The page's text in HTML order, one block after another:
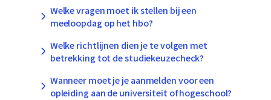
Welke vragen moet ik stellen bij een
meeloopdag op het hbo?
Welke richtlijnen dien je te volgen met
betrekking tot de studiekeuzecheck?
Wanneer moet je je aanmelden voor een
opleiding aan de universiteit of hogeschool?